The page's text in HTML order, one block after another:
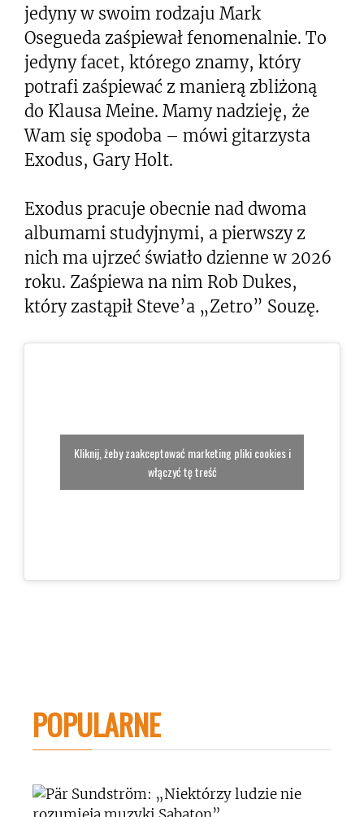
jedyny w swoim rodzaju Mark
Osegueda zaśpiewał fenomenalnie. To
jedyny facet, którego znamy, który
potrafi zaśpiewać z manierą zbliżoną
do Klausa Meine. Mamy nadzieję, że
Wam się spodoba – mówi gitarzysta
Exodus, Gary Holt.
Exodus pracuje obecnie nad dwoma
albumami studyjnymi, a pierwszy z
nich ma ujrzeć światło dzienne w 2026
roku. Zaśpiewa na nim Rob Dukes,
który zastąpił Steve’a „Zetro” Souzę.
Kliknij, żeby zaakceptować marketing pliki cookies i
włączyć tę treść
POPULARNE